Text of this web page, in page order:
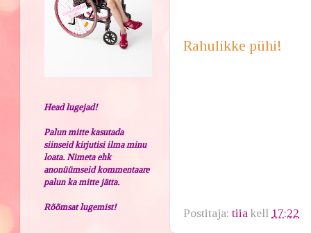
Rahulikke pühi!
Postitaja:tiia kell 17:22
Head lugejad!
Palun mitte kasutada
siinseid kirjutisi ilma minu
loata. Nimeta ehk
anonüümseid kommentaare
palun ka mitte jätta.
Rõõmsat lugemist!